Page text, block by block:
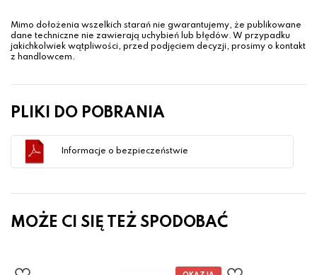
Mimo dołożenia wszelkich starań nie gwarantujemy, że publikowane
dane techniczne nie zawierają uchybień lub błędów. W przypadku
jakichkolwiek wątpliwości, przed podjęciem decyzji, prosimy o kontakt
z handlowcem.
PLIKI DO POBRANIA
Informacje o bezpieczeństwie
MOŻE CI SIĘ TEŻ SPODOBAĆ